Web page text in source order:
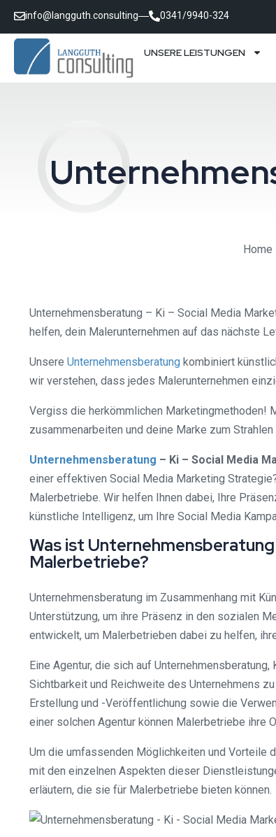
info@langguth.consulting 0341/9940-324
UNSERE LEISTUNGEN
Home
Unternehmensberatung – Ki – Social Media
helfen, dein Malerunternehmen auf das nächste
Unsere Unternehmensberatung kombiniert
wir verstehen, dass jedes Malerunternehmen
Vergiss die herkömmlichen Marketingmethoden!
zusammenarbeiten und deine Marke zum
Unternehmensberatung – Ki – Social Media
einer effektiven Social Media Marketing
Malerbetriebe. Wir helfen Ihnen dabei, Ihre
künstliche Intelligenz, um Ihre Social Media
Was ist
Malerbetriebe?
Unternehmensberatung im Zusammenhang mit
Unterstützung, um ihre Präsenz in den sozialen
entwickelt, um Malerbetrieben dabei zu helfen,
Eine Agentur, die sich auf
Sichtbarkeit und Reichweite des Unternehmens
Erstellung und -Veröffentlichung sowie die
einer solchen Agentur können Malerbetriebe ihre
Um die umfassenden Möglichkeiten und Vorteile
mit den einzelnen Aspekten dieser
erläutern, die sie für Malerbetriebe bieten können.